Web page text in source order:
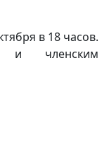
в 18 часов.
и членским